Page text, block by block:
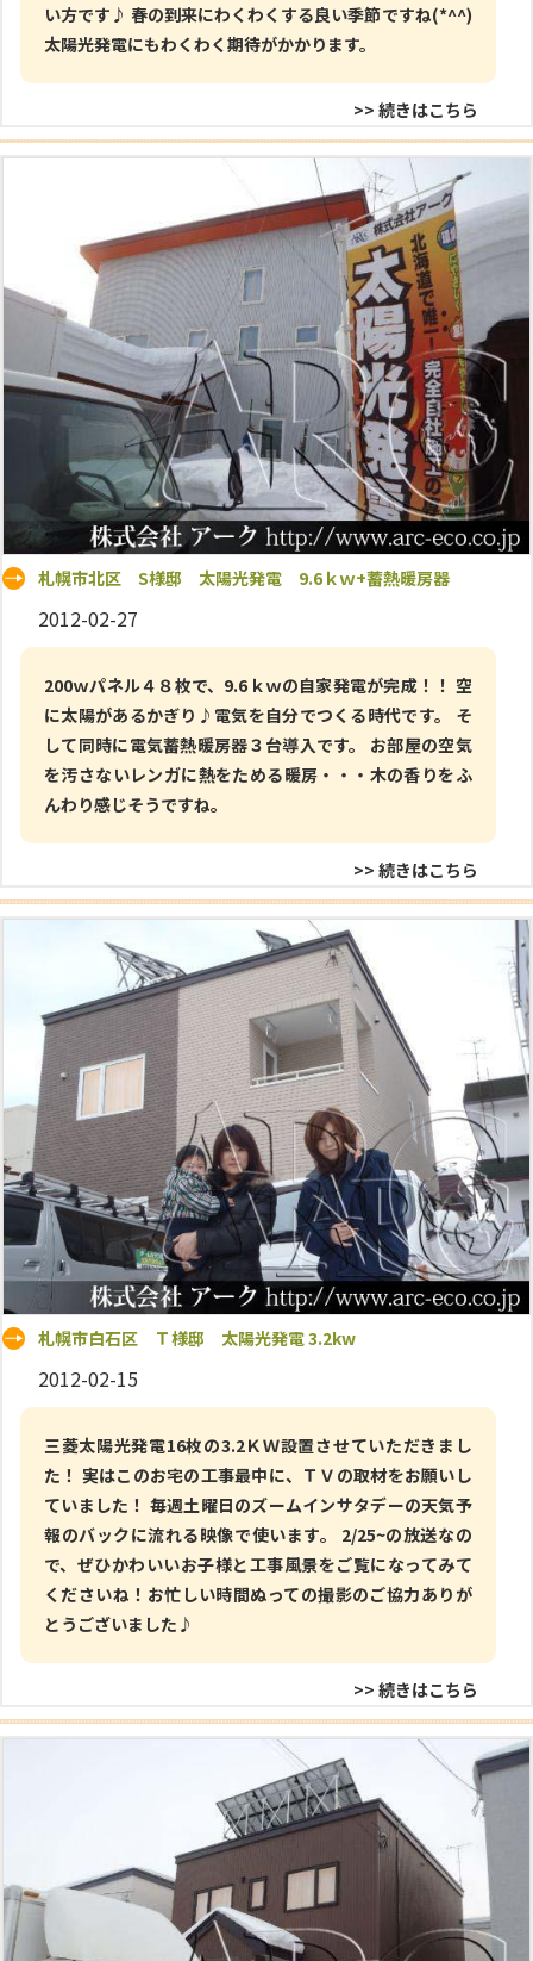
い方です♪ 春の到来にわくわくする良い季節ですね(*^^)
太陽光発電にもわくわく期待がかかります。
>> 続きはこちら
札幌市北区 S様邸 太陽光発電 9.6ｋｗ+蓄熱暖房器
2012-02-27
200ｗパネル４８枚で、9.6ｋｗの自家発電が完成！！ 空
に太陽があるかぎり♪電気を自分でつくる時代です。 そ
して同時に電気蓄熱暖房器３台導入です。 お部屋の空気
を汚さないレンガに熱をためる暖房・・・木の香りをふ
んわり感じそうですね。
>> 続きはこちら
札幌市白石区 Ｔ様邸 太陽光発電 3.2kw
2012-02-15
三菱太陽光発電16枚の3.2ＫＷ設置させていただきまし
た！ 実はこのお宅の工事最中に、ＴＶの取材をお願いし
ていました！ 毎週土曜日のズームインサタデーの天気予
報のバックに流れる映像で使います。 2/25~の放送なの
で、ぜひかわいいお子様と工事風景をご覧になってみて
くださいね！お忙しい時間ぬっての撮影のご協力ありが
とうございました♪
>> 続きはこちら